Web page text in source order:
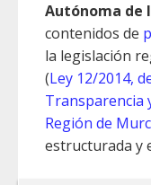
Autónoma de
contenidos de
la legislación
(Ley 12/2014,
Transparencia
Región de
estructurada y